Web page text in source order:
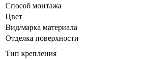
Способ монтажа
Цвет
Вид/марка материала
Отделка поверхности
Тип крепления